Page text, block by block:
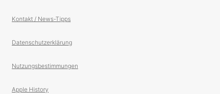
Kontakt / News-Tipps
Datenschutzerklärung
Nutzungsbestimmungen
Apple History